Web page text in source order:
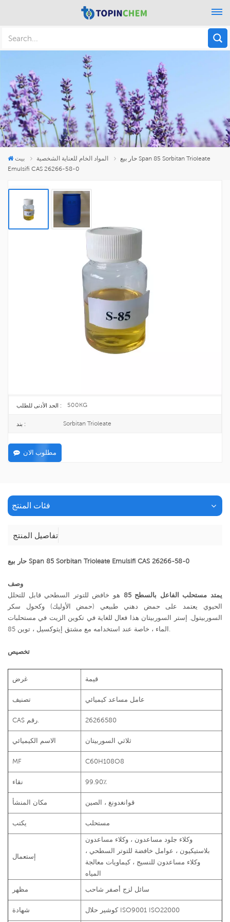
بيت المواد الخام للعناية الشخصية
حار بيع Span 85 Sorbitan Trioleate
Emulsifi CAS 26266-58-0
CAS 26266-58-0
26266-58-0
247-569-3
25KG/DRUM
TOPINCHEM®
الحد الأدنى للطلب : 500KG
بند : Sorbitan Trioleate
مطلوب الان
فئات المنتج
تفاصيل المنتج
حار بيع Span 85 Sorbitan Trioleate Emulsifi CAS 26266-58-0
وصف
يمتد مستحلب الفاعل بالسطح 85
هو خافض للتوتر السطحي قابل للتحلل
الحيوي يعتمد على حمض دهني طبيعي (حمض الأوليك) وكحول سكر
السوربيتول. إستر السوربيتان هذا فعال للغاية في تكوين الزيت في مستحلبات
الماء ، خاصة عند استخدامه مع مشتق إيثوكسيل ، توين 85.
تخصيص
غرض قيمة
تصنيف عامل مساعد كيميائي
CAS رقم. 26266580
الاسم الكيميائي ثلاثي السوربيتان
MF C60H108O8
نقاء 99.90٪
مكان المنشأ قوانغدونغ ، الصين
يكتب مستحلب
إستعمال
وكلاء جلود مساعدون ، وكلاء مساعدون
بلاستيكيون ، عوامل خافضة للتوتر السطحي ،
وكلاء مساعدون للنسيج ، كيماويات معالجة
المياه
مظهر سائل لزج أصفر شاحب
شهادة كوشير حلال ISO9001 ISO22000